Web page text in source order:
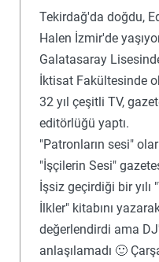
Tekirdağ'da doğdu,
Halen İzmir'de
Galatasaray
İktisat Fakültesinde
32 yıl çeşitli TV,
editörlüğü yaptı.
"Patronların sesi"
"İşçilerin Sesi"
İşsiz geçirdiği bir
İlkler" kitabını
değerlendirdi ama
anlaşılamadı 🙂